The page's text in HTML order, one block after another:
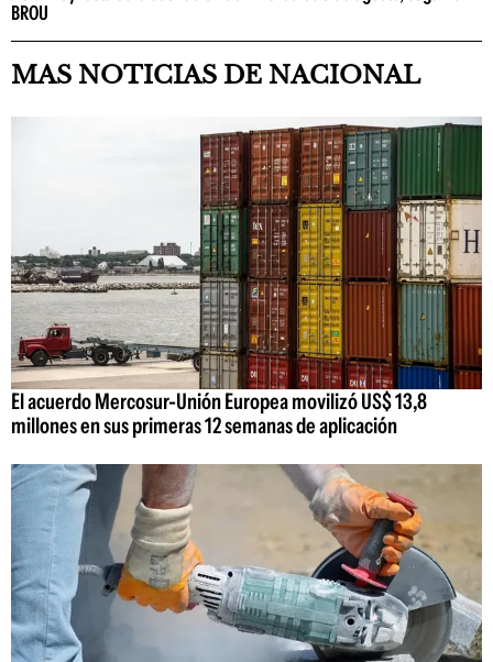
BROU
MAS NOTICIAS DE NACIONAL
El acuerdo Mercosur-Unión Europea movilizó US$ 13,8
millones en sus primeras 12 semanas de aplicación